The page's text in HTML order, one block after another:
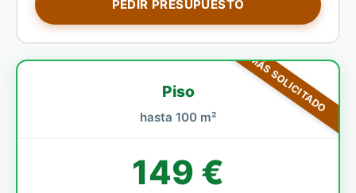
PEDIR PRESUPUESTO
MÁS SOLICITADO
Piso
hasta 100 m²
149 €